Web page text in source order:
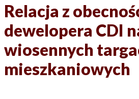
Relacja z
dewelopera CDI
wiosennych
mieszkaniowych